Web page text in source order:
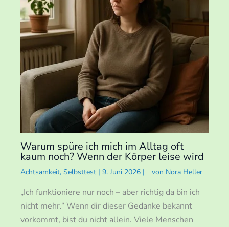
Warum spüre ich mich im Alltag oft
kaum noch? Wenn der Körper leise wird
Achtsamkeit, Selbsttest | 9. Juni 2026 | von Nora Heller
„Ich funktioniere nur noch – aber richtig da bin ich
nicht mehr.“ Wenn dir dieser Gedanke bekannt
vorkommt, bist du nicht allein. Viele Menschen